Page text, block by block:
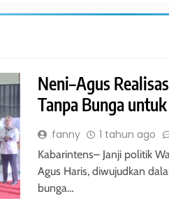
Neni–Agus
Tanpa Bunga
fanny 1 tahun ago
Kabarintens– Janji politik
Agus Haris, diwujudkan
bunga…